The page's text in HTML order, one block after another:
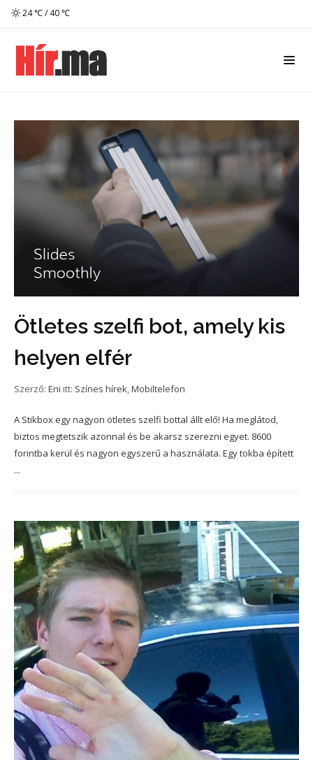
24 ℃ / 40 ℃
Ötletes szelfi bot, amely kis
helyen elfér
Szerző: Eni itt: Színes hírek,Mobiltelefon
A Stikbox egy nagyon ötletes szelfi bottal állt elő! Ha meglátod,
biztos megtetszik azonnal és be akarsz szerezni egyet. 8600
forintba kerül és nagyon egyszerű a használata. Egy tokba épített
...